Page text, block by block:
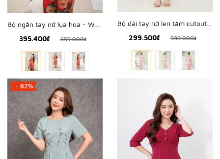
395.400₫
659.000₫
299.500₫
599.000₫
- 82%